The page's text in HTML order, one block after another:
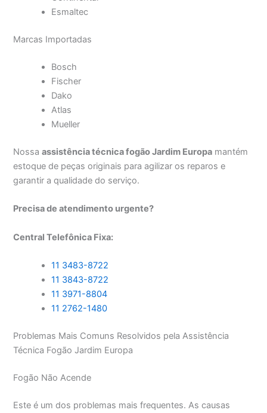
Esmaltec
Marcas Importadas
Bosch
Fischer
Dako
Atlas
Mueller
Nossaassistência técnica fogão Jardim Europa mantém
estoque de peças originais para agilizar os reparos e
garantir a qualidade do serviço.
Precisa de atendimento urgente?
Central Telefônica Fixa:
11 3483-8722
11 3843-8722
11 3971-8804
11 2762-1480
Problemas Mais Comuns Resolvidos pela Assistência
Técnica Fogão Jardim Europa
Fogão Não Acende
Este é um dos problemas mais frequentes. As causas